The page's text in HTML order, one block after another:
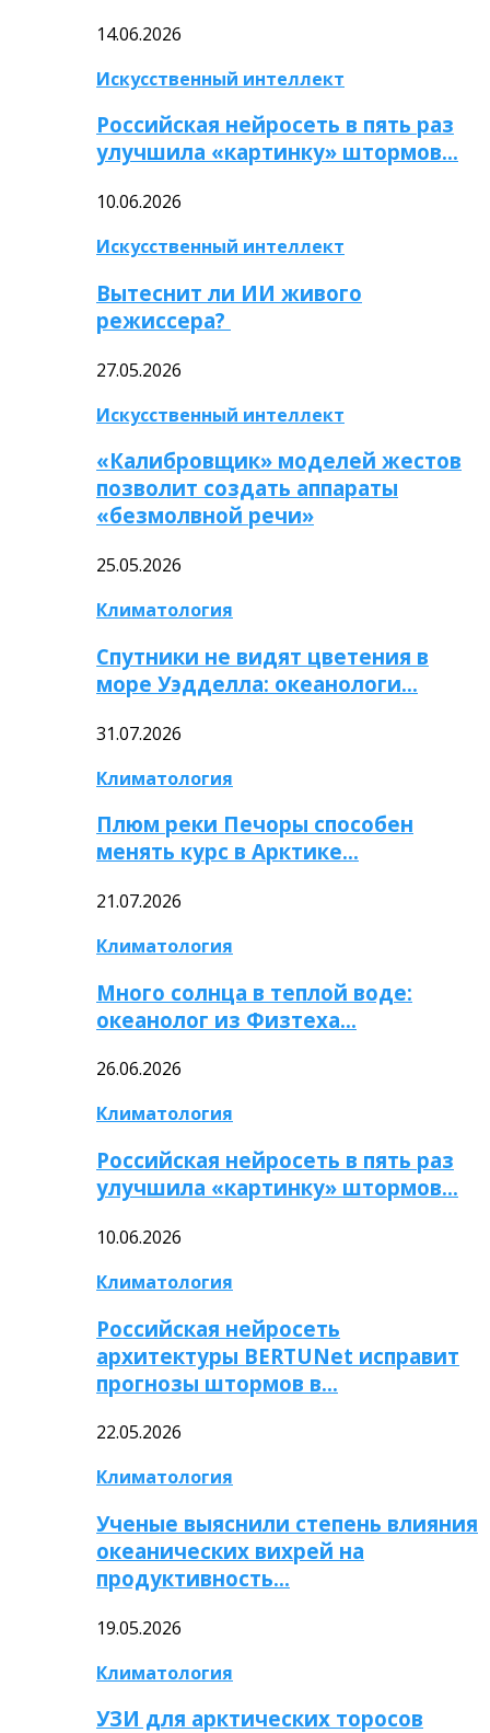
14.06.2026
Искусственный интеллект
Российская нейросеть в пять раз
улучшила «картинку» штормов…
10.06.2026
Искусственный интеллект
Вытеснит ли ИИ живого
режиссера?
27.05.2026
Искусственный интеллект
«Калибровщик» моделей жестов
позволит создать аппараты
«безмолвной речи»
25.05.2026
Климатология
Спутники не видят цветения в
море Уэдделла: океанологи…
31.07.2026
Климатология
Плюм реки Печоры способен
менять курс в Арктике…
21.07.2026
Климатология
Много солнца в теплой воде:
океанолог из Физтеха…
26.06.2026
Климатология
Российская нейросеть в пять раз
улучшила «картинку» штормов…
10.06.2026
Климатология
Российская нейросеть
архитектуры BERTUNet исправит
прогнозы штормов в…
22.05.2026
Климатология
Ученые выяснили степень влияния
океанических вихрей на
продуктивность…
19.05.2026
Климатология
УЗИ для арктических торосов